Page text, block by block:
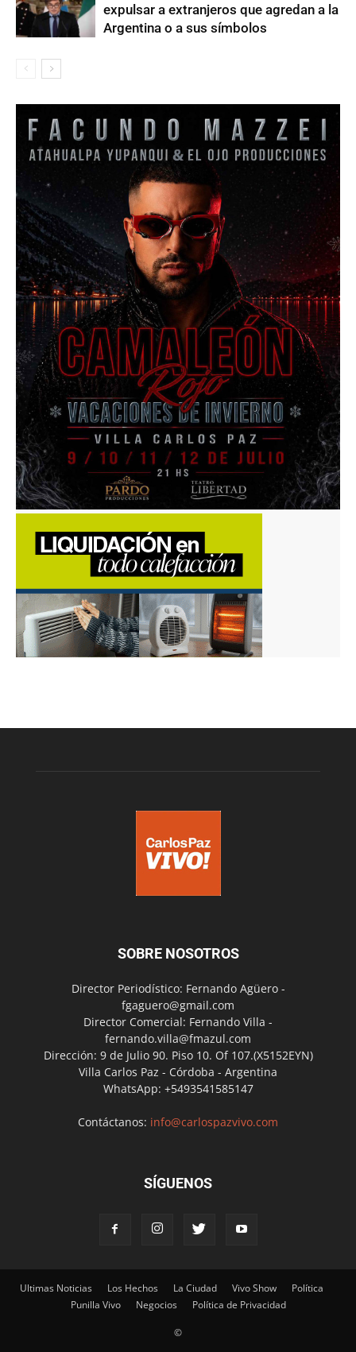
expulsar a extranjeros que agredan a la
Argentina o a sus símbolos
SOBRE NOSOTROS
Director Periodístico: Fernando Agüero -
fgaguero@gmail.com
Director Comercial: Fernando Villa -
fernando.villa@fmazul.com
Dirección: 9 de Julio 90. Piso 10. Of 107.(X5152EYN)
Villa Carlos Paz - Córdoba - Argentina
WhatsApp: +5493541585147
Contáctanos: info@carlospazvivo.com
SÍGUENOS
Ultimas Noticias Los Hechos La Ciudad Vivo Show
Política
Punilla Vivo
Negocios Política de Privacidad
©